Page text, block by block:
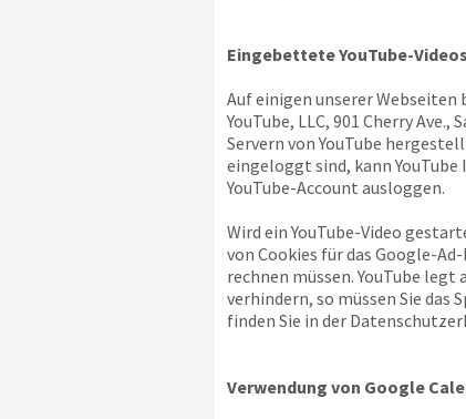
Eingebettete YouTube-Videos
Auf einigen unserer
YouTube, LLC, 901 Cherry
Servern von YouTube
eingeloggt sind, kann
YouTube-Account ausloggen.
Wird ein YouTube-Video
von Cookies für das Google-
rechnen müssen. YouTube
verhindern, so müssen Sie das
finden Sie in der
Verwendung von Google